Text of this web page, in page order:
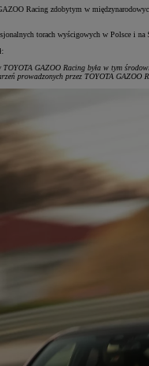
Racing zdobytym w
torach wyścigowych w Polsce i
GAZOO Racing była w tym
prowadzonych przez TOYOTA GAZOO